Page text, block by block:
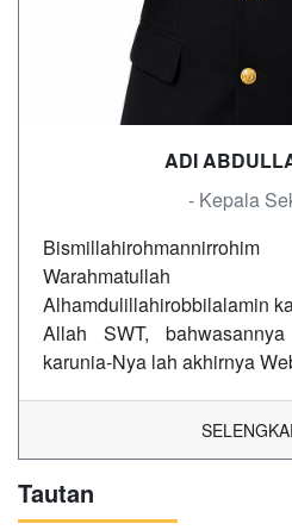
ADI
- Kepala
Warahmatullah
Alhamdulillahirobbilalamin
Allah SWT,
karunia-Nya lah akhirnya
Tautan